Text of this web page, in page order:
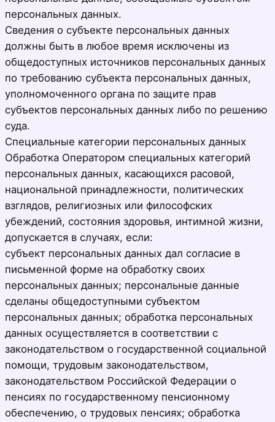
персональных данных.
Сведения о субъекте персональных данных
должны быть в любое время исключены из
общедоступных источников персональных данных
по требованию субъекта персональных данных,
уполномоченного органа по защите прав
субъектов персональных данных либо по решению
суда.
Специальные категории персональных данных
Обработка Оператором специальных категорий
персональных данных, касающихся расовой,
национальной принадлежности, политических
взглядов, религиозных или философских
убеждений, состояния здоровья, интимной жизни,
допускается в случаях, если:
субъект персональных данных дал согласие в
письменной форме на обработку своих
персональных данных; персональные данные
сделаны общедоступными субъектом
персональных данных; обработка персональных
данных осуществляется в соответствии с
законодательством о государственной социальной
помощи, трудовым законодательством,
законодательством Российской Федерации о
пенсиях по государственному пенсионному
обеспечению, о трудовых пенсиях; обработка